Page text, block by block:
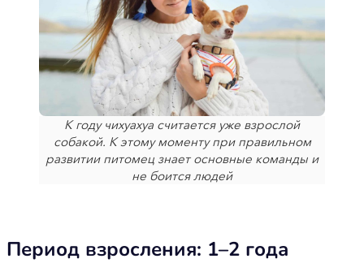
К году чихуахуа считается уже взрослой
собакой. К этому моменту при правильном
развитии питомец знает основные команды и
не боится людей
Период взросления: 1–2 года